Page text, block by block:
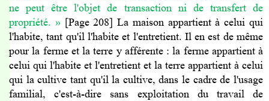
ne peut être l'objet de transaction ni de transfert de
propriété. » [Page 208] La maison appartient à celui qui
l'habite, tant qu'il l'habite et l'entretient. Il en est de même
pour la ferme et la terre y afférente : la ferme appartient à
celui qui l'habite et l'entretient et la terre appartient à celui
qui la cultive tant qu'il la cultive, dans le cadre de l'usage
familial, c'est-à-dire sans exploitation du travail de